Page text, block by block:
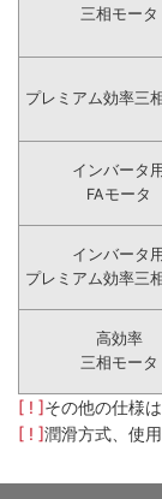
三相モータ
プレミアム効率三
インバータ用
FAモータ
インバータ用
プレミアム効率三
高効率
三相モータ
[ ! ]その他の仕様
[ ! ]潤滑方式、使